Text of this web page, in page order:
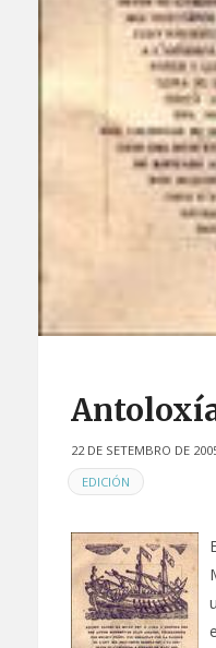
22 DE SETEMBRO DE
EN
EDICIÓN